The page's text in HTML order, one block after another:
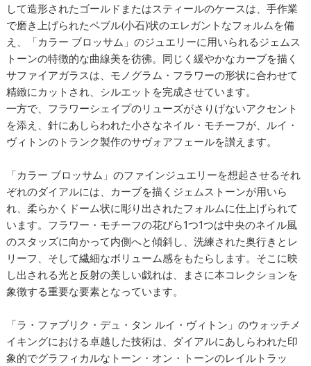
して造形されたゴールドまたはスティールのケースは、手作業
で磨き上げられたペブル(小石)状のエレガントなフォルムを備
え、「カラー ブロッサム」のジュエリーに用いられるジェムス
トーンの特徴的な曲線美を彷彿。同じく緩やかなカーブを描く
サファイアガラスは、モノグラム・フラワーの形状に合わせて
精緻にカットされ、シルエットを完成させています。
一方で、フラワーシェイプのリューズがさりげないアクセント
を添え、針にあしらわれた小さなネイル・モチーフが、ルイ・
ヴィトンのトランク製作のサヴォアフェールを讃えます。
「カラー ブロッサム」のファインジュエリーを想起させるそれ
ぞれのダイアルには、カーブを描くジェムストーンが用いら
れ、柔らかくドーム状に彫り出されたフォルムに仕上げられて
います。フラワー・モチーフの花びら1つ1つは中央のネイル風
のスタッズに向かって内側へと傾斜し、洗練された奥行きとレ
リーフ、そして繊細なボリューム感をもたらします。そこに映
し出される光と反射の美しい戯れは、まさに本コレクションを
象徴する重要な要素となっています。
「ラ・ファブリク・デュ・タン ルイ・ヴィトン」のウォッチメ
イキングにおける卓越した技術は、ダイアルにあしらわれた印
象的でグラフィカルなトーン・オン・トーンのレイルトラッ